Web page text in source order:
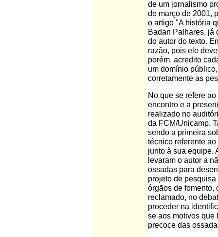
de um jornalismo
de março de 2001,
o artigo "A história
Badan Palhares, já
do autor do texto.
razão, pois ele
porém, acredito
um domínio
corretamente as
No que se refere
encontro e a
realizado no
da FCM/Unicamp.
sendo a primeira
técnico referente
junto à sua equipe.
levaram o autor a
ossadas para
projeto de
órgãos de fomento,
reclamado, no
proceder na
se aos motivos que
precoce das